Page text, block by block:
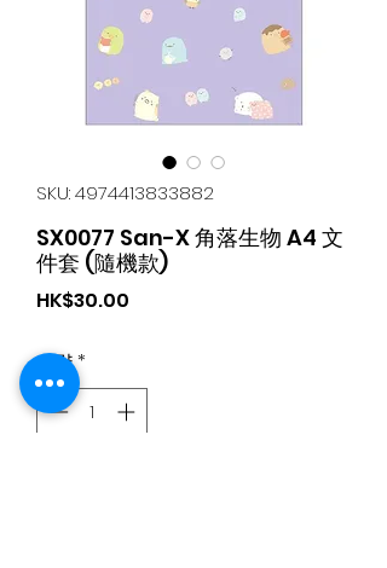
SKU: 4974413833882
SX0077 San-X 角落生物 A4 文
件套 (隨機款)
HK$30.00
수량*